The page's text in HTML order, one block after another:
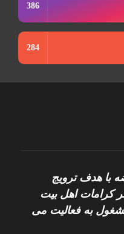
386
284
با هدف ترویج
کرامات اهل بیت
السلام از سال 1385 مشغول به فعالیت می